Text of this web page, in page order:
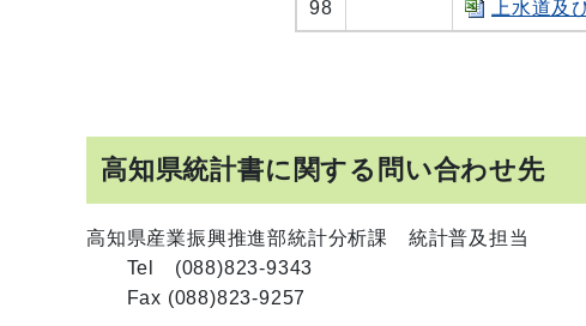
98 上水道
高知県統計書に関する問い合わせ先
高知県産業振興推進部統計分析課 統計普及担当
Tel (088)823-9343
Fax (088)823-9257